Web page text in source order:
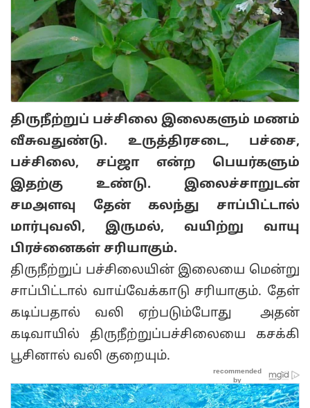
திருநீற்றுப் பச்சிலை இலைகளும் மணம்
வீசுவதுண்டு. உருத்திரசடை, பச்சை,
பச்சிலை, சப்ஜா என்ற பெயர்களும்
இதற்கு உண்டு. இலைச்சாறுடன்
சமஅளவு தேன் கலந்து சாப்பிட்டால்
மார்புவலி, இருமல், வயிற்று வாயு
பிரச்னைகள் சரியாகும்.
திருநீற்றுப் பச்சிலையின் இலையை மென்று
சாப்பிட்டால் வாய்வேக்காடு சரியாகும். தேள்
கடிப்பதால் வலி ஏற்படும்போது அதன்
கடிவாயில் திருநீற்றுப்பச்சிலையை கசக்கி
பூசினால் வலி குறையும்.